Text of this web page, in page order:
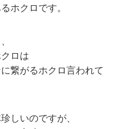
ホクロです。
ロは
繋がるホクロ言われて
しいのですが、